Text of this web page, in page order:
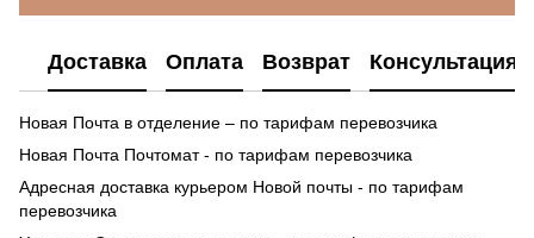
Доставка Оплата Возврат Консультация
Новая Почта в отделение – по тарифам перевозчика
Новая Почта Почтомат - по тарифам перевозчика
Адресная доставка курьером Новой почты - по тарифам
перевозчика